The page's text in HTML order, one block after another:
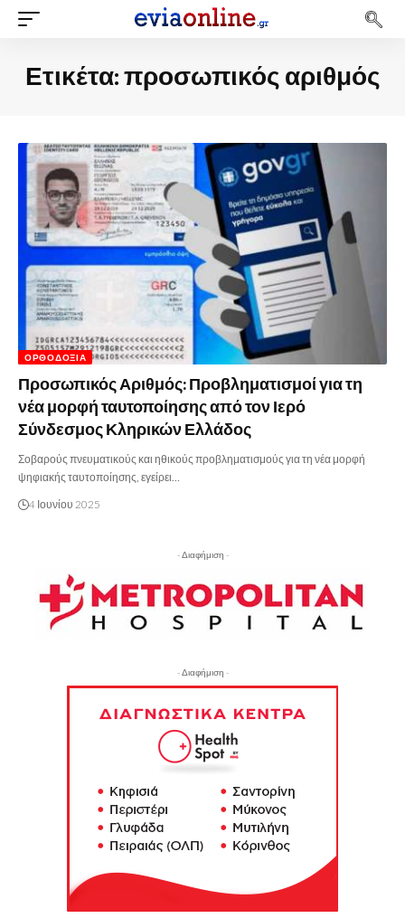
Ετικέτα:προσωπικός αριθμός
ΟΡΘΟΔΟΞΊΑ
Προσωπικός Αριθμός: Προβληματισμοί για τη
νέα μορφή ταυτοποίησης από τον Ιερό
Σύνδεσμος Κληρικών Ελλάδος
Σοβαρούς πνευματικούς και ηθικούς προβληματισμούς για τη νέα μορφή
ψηφιακής ταυτοποίησης, εγείρει…
4 Ιουνίου 2025
- Διαφήμιση -
- Διαφήμιση -